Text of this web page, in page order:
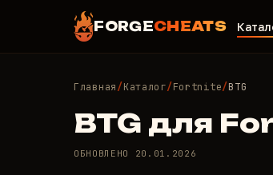
FORGECHEATS
Главная/Каталог/Fortnite/BTG
BTG для
ОБНОВЛЕНО 20.01.2026